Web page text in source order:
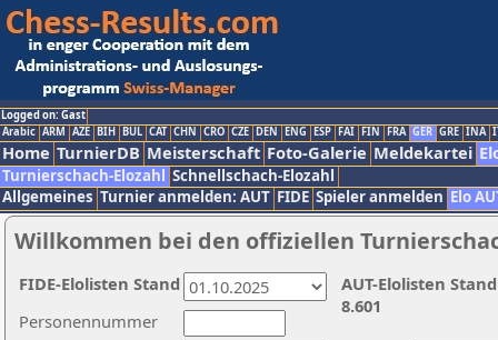
Logged on: Gast
Arabic ARM AZE BIH BUL CAT CHN CRO CZE DEN ENG ESP FAI FIN FRA GER GRE INA
Home TurnierDB Meisterschaft Foto-Galerie Meldekartei
Turnierschach-Elozahl Schnellschach-Elozahl
Allgemeines Turnier anmelden: AUT FIDE Spieler anmelden Elo
Willkommen bei den offiziellen
Personennummer
AUT-Elolisten
8.601
FIDE-Elolisten Stand